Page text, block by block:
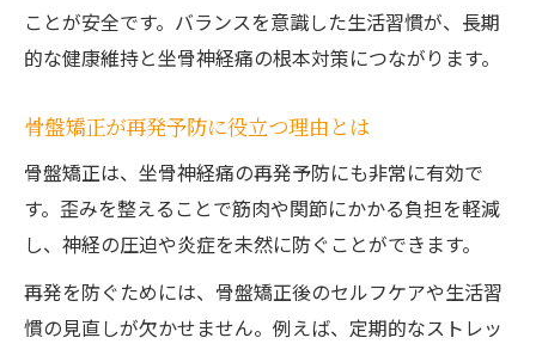
ことが安全です。バランスを意識した生活習慣が、長期
的な健康維持と坐骨神経痛の根本対策につながります。
骨盤矯正が再発予防に役立つ理由とは
骨盤矯正は、坐骨神経痛の再発予防にも非常に有効で
す。歪みを整えることで筋肉や関節にかかる負担を軽減
し、神経の圧迫や炎症を未然に防ぐことができます。
再発を防ぐためには、骨盤矯正後のセルフケアや生活習
慣の見直しが欠かせません。例えば、定期的なストレッ